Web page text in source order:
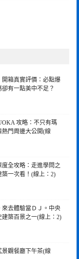
箱真實評價：必點爆
有一點美中不足？
攻略：不只有瑪
門周邊大公開(線
度全攻略：走進學問之
一次看！(線上：2)
來去體驗當ＤＪ。中央
築百景之一(線上：2)
景觀餐廳下午茶(線